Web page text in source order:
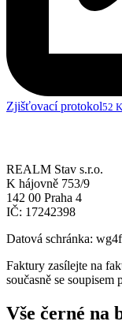
Zjišťovací protokol52
REALM Stav s.r.o.
K hájovně 753/9
142 00 Praha 4
IČ: 17242398
Datová schránka:
Faktury zasílejte na
současně se
Vše černé na